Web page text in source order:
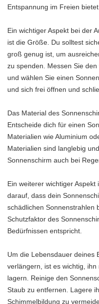
Entspannung im Freien bietet.
Ein wichtiger Aspekt bei der
ist die Größe. Du solltest
groß genug ist, um
zu spenden. Messen Sie
und wählen Sie einen
und sich frei öffnen und
Das Material des
Entscheide dich für einen
Materialien wie Aluminium
Materialien sind langlebig
Sonnenschirm auch bei
Ein weiterer wichtiger Aspekt
darauf, dass dein
schädlichen Sonnenstrahlen
Schutzfaktor des
Bedürfnissen entspricht.
Um die Lebensdauer deines
verlängern, ist es wichtig,
lagern. Reinige den
Staub zu entfernen. Lagere
Schimmelbildung zu